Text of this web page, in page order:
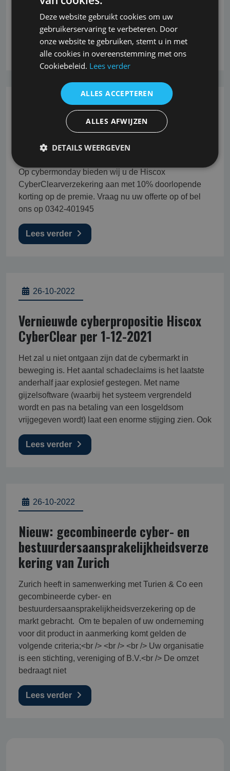
ransomwareschade, naast
26-10-2022
Cybermonday - 10% korting op uw
Hiscox CyberClear verzekering
Op cybermonday bieden wij u de Hiscox
CyberClearverzekering aan met 10% doorlopende
korting op de premie. Vraag nu uw offerte op of bel
ons op 0342-401945
Lees verder
26-10-2022
Vernieuwde cyberpropositie Hiscox
CyberClear per 1-12-2021
Het zal u niet ontgaan zijn dat de cybermarkt in
beweging is. Het aantal schadeclaims is het laatste
anderhalf jaar explosief gestegen. Met name
gijzelsoftware (waarbij het systeem vergrendeld
wordt en pas na betaling van een losgeldsom
vrijgegeven wordt) laat een enorme stijging zien. Ook
Lees verder
26-10-2022
Nieuw: gecombineerde cyber- en
bestuurdersaansprakelijkheidsverze
kering van Zurich
Zurich heeft in samenwerking met Turien & Co een
gecombineerde cyber- en
bestuurdersaansprakelijkheidsverzekering op de
markt gebracht. Om te bepalen of uw onderneming
voor dit product in aanmerking komt gelden de
volgende criteria;<br /> <br /> <br /> Uw organisatie
is een stichting, vereniging of B.V.<br /> De omzet
bedraagt niet
Lees verder
Deze website gebruikt cookies om uw
gebruikerservaring te verbeteren. Door
onze website te gebruiken, stemt u in met
alle cookies in overeenstemming met ons
Cookiebeleid. Lees verder
ALLES ACCEPTEREN
ALLES AFWIJZEN
DETAILS WEERGEVEN